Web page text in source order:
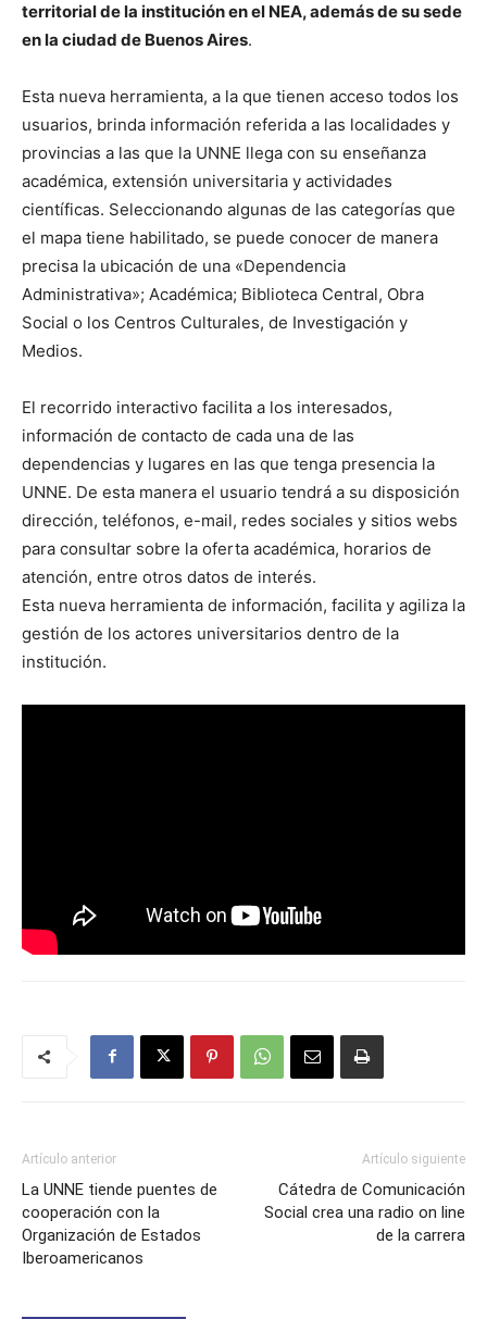
territorial de la institución en el NEA, además de su sede
en la ciudad de Buenos Aires.
Esta nueva herramienta, a la que tienen acceso todos los
usuarios, brinda información referida a las localidades y
provincias a las que la UNNE llega con su enseñanza
académica, extensión universitaria y actividades
científicas. Seleccionando algunas de las categorías que
el mapa tiene habilitado, se puede conocer de manera
precisa la ubicación de una «Dependencia
Administrativa»; Académica; Biblioteca Central, Obra
Social o los Centros Culturales, de Investigación y
Medios.
El recorrido interactivo facilita a los interesados,
información de contacto de cada una de las
dependencias y lugares en las que tenga presencia la
UNNE. De esta manera el usuario tendrá a su disposición
dirección, teléfonos, e-mail, redes sociales y sitios webs
para consultar sobre la oferta académica, horarios de
atención, entre otros datos de interés.
Esta nueva herramienta de información, facilita y agiliza la
gestión de los actores universitarios dentro de la
institución.
Artículo anterior
La UNNE tiende puentes de
cooperación con la
Organización de Estados
Iberoamericanos
Artículo siguiente
Cátedra de Comunicación
Social crea una radio on line
de la carrera